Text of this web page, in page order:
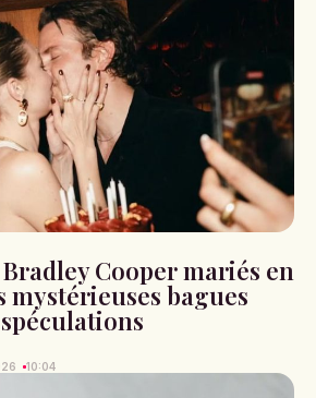
Cooper mariés en
mystérieuses bagues
10:04